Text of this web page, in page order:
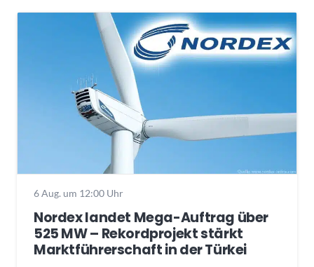
6 Aug. um 12:00 Uhr
Nordex landet Mega-Auftrag über
525 MW – Rekordprojekt stärkt
Marktführerschaft in der Türkei